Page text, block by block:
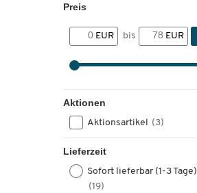
Preis
EUR bis EUR
Aktionen
Aktionsartikel (3)
Lieferzeit
Sofort lieferbar (1-3 Tage)
(19)